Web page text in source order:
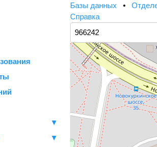
▼
▼
Базы данных •
Справка